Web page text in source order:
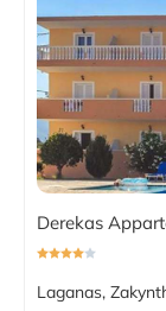
Derekas
Laganas,